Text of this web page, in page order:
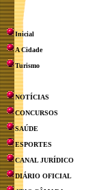
Inicial
A Cidade
Turismo
NOTÍCIAS
CONCURSOS
SAÚDE
ESPORTES
CANAL JURÍDICO
DIÁRIO OFICIAL